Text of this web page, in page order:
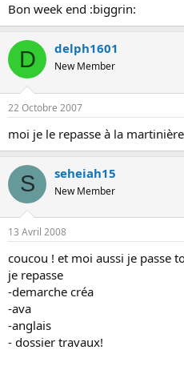
Bon week end :biggrin:
D delph1601
New Member
22 Octobre 2007
moi je le repasse à la
S seheiah15
New Member
13 Avril 2008
coucou ! et moi aussi je passe
je repasse
-demarche créa
-ava
-anglais
- dossier travaux!